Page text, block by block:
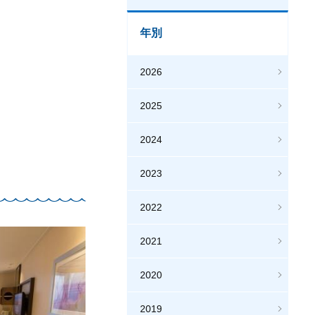
年別
2026
2025
2024
2023
2022
2021
2020
2019